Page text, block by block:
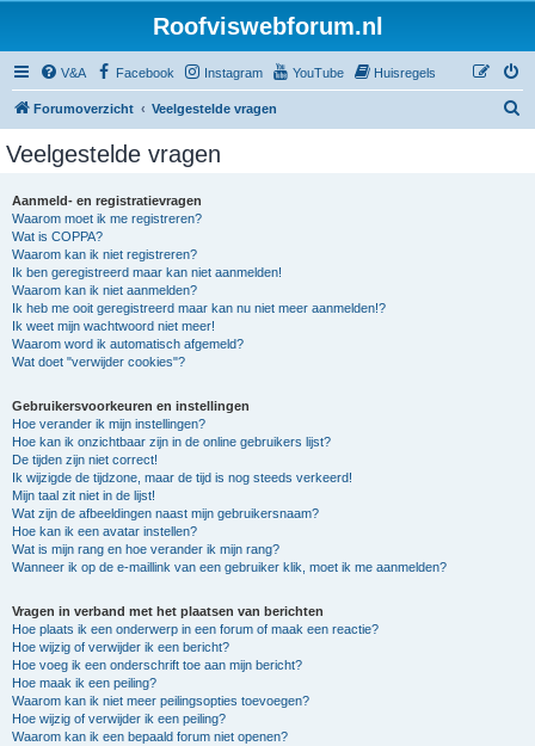
Roofviswebforum.nl
V&A Facebook Instagram YouTube Huisregels
Forumoverzicht Veelgestelde vragen
Veelgestelde vragen
Aanmeld- en registratievragen
Waarom moet ik me registreren?
Wat is COPPA?
Waarom kan ik niet registreren?
Ik ben geregistreerd maar kan niet aanmelden!
Waarom kan ik niet aanmelden?
Ik heb me ooit geregistreerd maar kan nu niet meer aanmelden!?
Ik weet mijn wachtwoord niet meer!
Waarom word ik automatisch afgemeld?
Wat doet "verwijder cookies"?
Gebruikersvoorkeuren en instellingen
Hoe verander ik mijn instellingen?
Hoe kan ik onzichtbaar zijn in de online gebruikers lijst?
De tijden zijn niet correct!
Ik wijzigde de tijdzone, maar de tijd is nog steeds verkeerd!
Mijn taal zit niet in de lijst!
Wat zijn de afbeeldingen naast mijn gebruikersnaam?
Hoe kan ik een avatar instellen?
Wat is mijn rang en hoe verander ik mijn rang?
Wanneer ik op de e-maillink van een gebruiker klik, moet ik me aanmelden?
Vragen in verband met het plaatsen van berichten
Hoe plaats ik een onderwerp in een forum of maak een reactie?
Hoe wijzig of verwijder ik een bericht?
Hoe voeg ik een onderschrift toe aan mijn bericht?
Hoe maak ik een peiling?
Waarom kan ik niet meer peilingsopties toevoegen?
Hoe wijzig of verwijder ik een peiling?
Waarom kan ik een bepaald forum niet openen?